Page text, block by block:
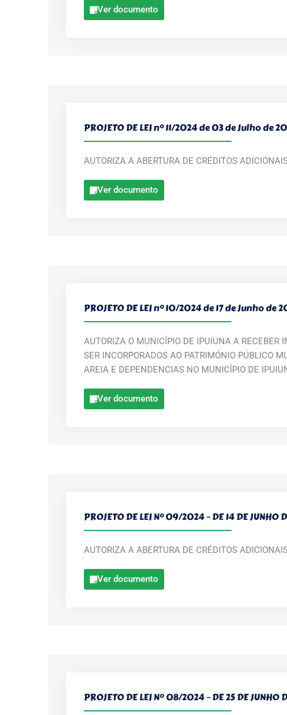
Ver documento
PROJETO DE LEI n° 11/2024 de 03 de Julho de
AUTORIZA A ABERTURA DE CRÉDITOS
Ver documento
PROJETO DE LEI n° 10/2024 de 17 de Junho de
AUTORIZA O MUNICÍPIO DE IPUIUNA A RECEBER
SER INCORPORADOS AO PATRIMÓNIO PÚBLICO
AREIA E DEPENDENCIAS NO MUNICÍPIO DE
Ver documento
PROJETO DE LEI N° 09/2024 – DE 14 DE JUNHO
AUTORIZA A ABERTURA DE CRÉDITOS
Ver documento
PROJETO DE LEI Nº 08/2024 – DE 25 DE JUNHO